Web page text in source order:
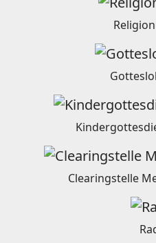
Clearingstelle